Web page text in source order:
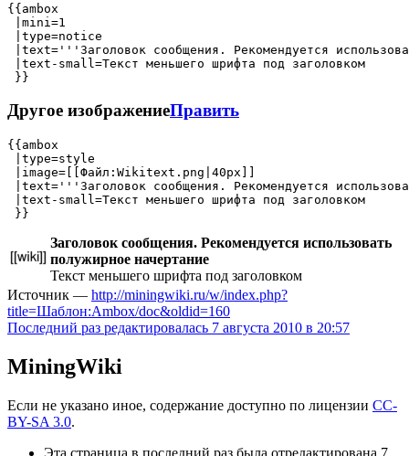
{{ambox
|mini=1
|type=notice
|text='''Заголовок сообщения. Рекомендуется
|text-small=Текст меньшего шрифта под заголовком
Другое изображениеПравить
{{ambox
|type=style
|image=[[Файл:Wikitext.png|40px]]
|text='''Заголовок сообщения. Рекомендуется
|text-small=Текст меньшего шрифта под заголовком
Заголовок сообщения. Рекомендуется использовать
полужирное начертание
Текст меньшего шрифта под заголовком
Источник — http://miningwiki.ru/w/index.php?
title=Шаблон:Ambox/doc&oldid=160
Последний раз редактировалась 7 августа 2010 в 20:57
MiningWiki
Если не указано иное, содержание доступно по лицензии CC-
BY-SA 3.0.
Эта страница в последний раз была отредактирована 7